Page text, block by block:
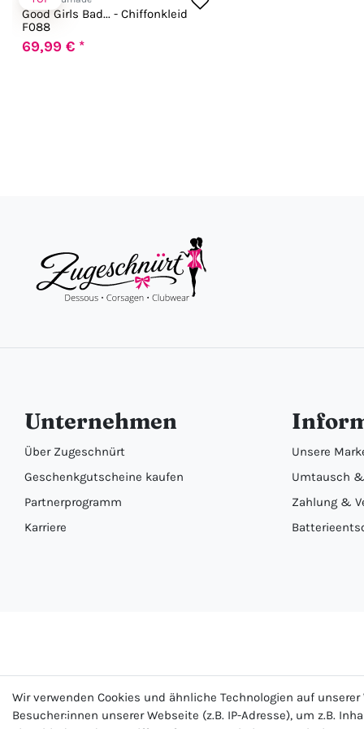
Good Girls Bad... - Chiffonkleid
F088
69,99 € *
Unternehmen
Über Zugeschnürt
Geschenkgutscheine kaufen
Partnerprogramm
Karriere
Unsere
Umtausch
Zahlung &
Wir verwenden Cookies und ähnliche Technologien auf
Besucher:innen unserer Webseite (z.B. IP-Adresse), um z.B.